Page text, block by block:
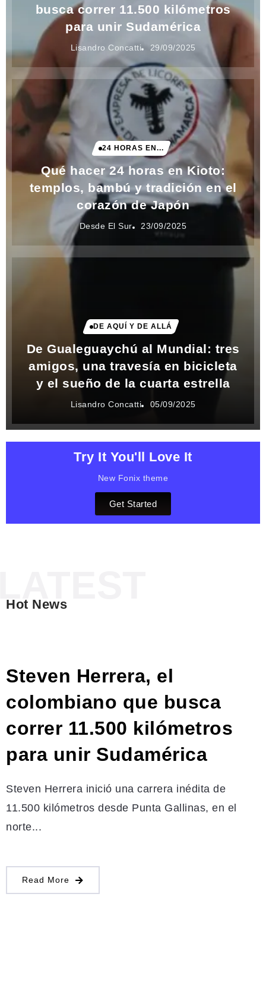
busca correr 11.500 kilómetros
para unir Sudamérica
Lisandro Concatti 29/09/2025
24 HORAS EN...
Qué hacer 24 horas en Kioto:
templos, bambú y tradición en el
corazón de Japón
Desde El Sur 23/09/2025
DE AQUÍ Y DE ALLÁ
De Gualeguaychú al Mundial: tres
amigos, una travesía en bicicleta
y el sueño de la cuarta estrella
Lisandro Concatti 05/09/2025
Try It You'll Love It
New Fonix theme
Get Started
Hot News
Steven Herrera, el
colombiano que busca
correr 11.500 kilómetros
para unir Sudamérica
Steven Herrera inició una carrera inédita de
11.500 kilómetros desde Punta Gallinas, en el
norte...
Read More